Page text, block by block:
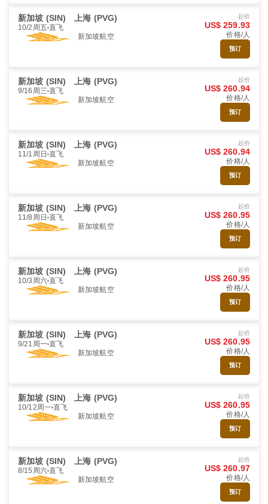
新加坡 (SIN) 上海 (PVG)
10/2周五 直飞
新加坡航空
起价
US$ 259.93
价格/人
预订
新加坡 (SIN) 上海 (PVG)
9/16周三 直飞
新加坡航空
起价
US$ 260.94
价格/人
预订
新加坡 (SIN) 上海 (PVG)
11/1周日 直飞
新加坡航空
起价
US$ 260.94
价格/人
预订
新加坡 (SIN) 上海 (PVG)
11/8周日 直飞
新加坡航空
起价
US$ 260.95
价格/人
预订
新加坡 (SIN) 上海 (PVG)
10/3周六 直飞
新加坡航空
起价
US$ 260.95
价格/人
预订
新加坡 (SIN) 上海 (PVG)
9/21周一 直飞
新加坡航空
起价
US$ 260.95
价格/人
预订
新加坡 (SIN) 上海 (PVG)
10/12周一 直飞
新加坡航空
起价
US$ 260.95
价格/人
预订
新加坡 (SIN) 上海 (PVG)
8/15周六 直飞
新加坡航空
起价
US$ 260.97
价格/人
预订